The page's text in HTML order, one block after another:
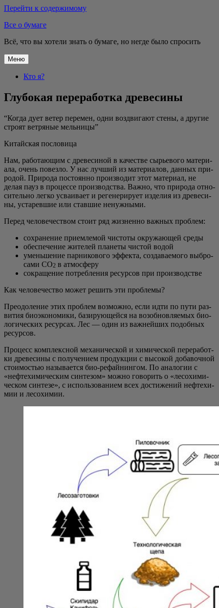
Перейти к содержимому
Все о бумаге
Всё, что вы хотели знать о бумаге, но негде было спросить
Меню
Кто я?
Глубокая переработка древесины
“Когда дует ветер пере­мен, одни воз­дви­га­ют сте­ны, а дру­гие
стро­ят вет­ря­ные мельницы”
Китай­ская пословица
Нам, рабо­та­ю­щим с дре­ве­си­ной в каче­стве сырье­во­го мате­ри­
а­ла, очень повез­ло. У нас луч­ший из мате­ри­а­лов, дан­ных при­
ро­дой. При­ро­да посто­ян­но про­из­во­дит этот мате­ри­ал, не
делая пауз в про­цес­се про­из­вод­ства. Важ­но, что при­ро­да отно­
си­тель­но лег­ко усва­и­ва­ет и реге­не­ри­ру­ет изде­лия из дре­ве­си­
ны, уста­рев­шие или став­шие ненужными.
Перед чело­ве­че­ством сто­ит ряд жиз­нен­но важ­ных проблем:
сохра­не­ние при­ем­ле­мой чисто­ты окру­жа­ю­щей среды
обес­пе­че­ние жите­лей пла­не­ты чистой водой
умень­ше­ние пар­ни­ко­во­го эффек­та, созда­ва­е­мо­го выбро­
са­ми СО2 в атмосферу
сокра­ще­ние потреб­ле­ния ресур­сов при производстве
Как чело­ве­че­ство может решить эти проблемы?
Пре­одо­ле­ние этих про­блем воз­мож­но, если идти по пути раз­
ви­тия био­эко­но­ми­ки, бази­ру­ю­щей­ся на воз­об­нов­ля­е­мых био­
ло­ги­че­ских ресур­сах. Лес — один из важ­ней­ших подоб­ных
ресурсов.
Про­цесс ком­плекс­ной меха­ни­че­ской и хими­че­ской пере­ра­бот­
ки дре­ве­си­ны с полу­че­ни­ем про­дук­ции с высо­кой доба­воч­ной
сто­и­мо­стью назы­ва­ет­ся био-рефай­нин­гом. По ана­ло­гии с
«неф­те­хи­ми­че­ским син­те­зом» мож­но гово­рить о «лесо­хи­ми­
че­ском син­те­зе», с исполь­зо­ва­ни­ем всех дости­же­ний неф­те­хи­
мии и лесохимии.